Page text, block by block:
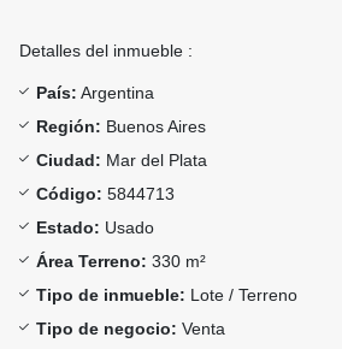
Detalles del inmueble :
País: Argentina
Región: Buenos Aires
Ciudad: Mar del Plata
Código: 5844713
Estado: Usado
Área Terreno: 330 m²
Tipo de inmueble: Lote / Terreno
Tipo de negocio: Venta